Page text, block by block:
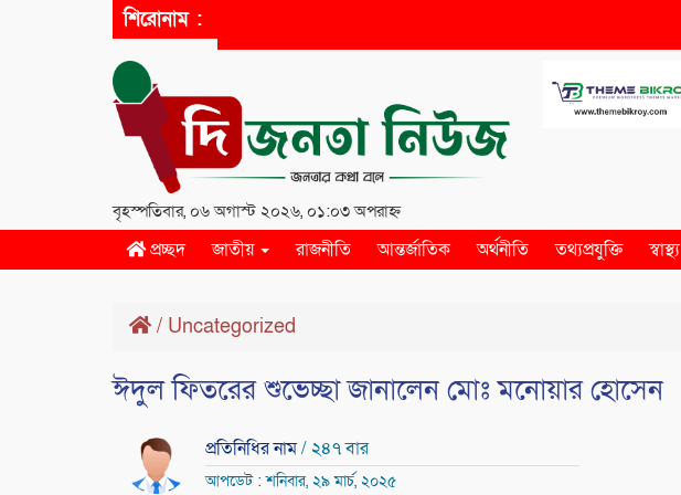
শিরোনাম :
বৃহস্পতিবার, ০৬ অগাস্ট ২০২৬, ০১:০৩ অপরাহ্ন
প্রচ্ছদ জাতীয় রাজনীতি আন্তর্জাতিক অর্থনীতি তথ্যপ্রযুক্তি স্বাস্থ্য
/ Uncategorized
ঈদুল ফিতরের শুভেচ্ছা জানালেন মোঃ মনোয়ার হোসেন
প্রতিনিধির নাম/ ২৪৭ বার
আপডেট : শনিবার, ২৯ মার্চ, ২০২৫